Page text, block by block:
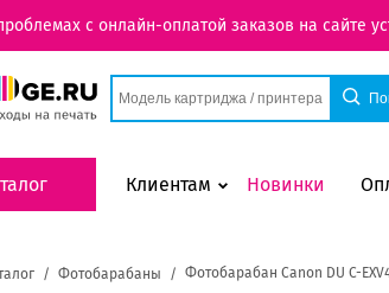
с онлайн-оплатой заказов на сайте
Клиентам Новинки
Фотобарабаны Фотобарабан Canon DU C-